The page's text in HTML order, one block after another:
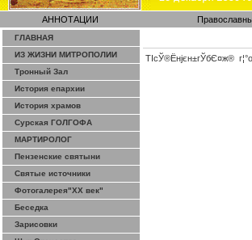
АННОТАЦИИ
ГЛАВНАЯ
ИЗ ЖИЗНИ МИТРОПОЛИИ
Тронный Зал
История епархии
История храмов
Сурская ГОЛГОФА
МАРТИРОЛОГ
Пензенские святыни
Святые источники
Фотогалерея"ХХ век"
Беседка
Зарисовки
ТІсЎ®Ёнјєн±­гЎ­бЄ¤ж®